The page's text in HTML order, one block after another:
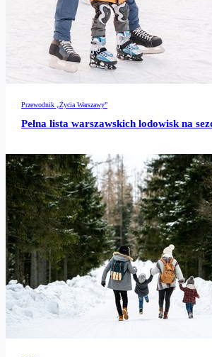
Przewodnik „Życia Warszawy”
Pełna lista warszawskich lodowisk na